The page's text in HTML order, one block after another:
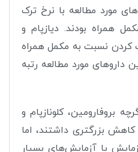
مورد مطالعه با نرخ ترک
همراه بودند. دیازپام و
کردن نسبت به مکمل همراه
داروهای مورد مطالعه رتبه
بروفارومین، کلونازپام و
بزرگتری داشتند، اما
یا آزمایش‌های بسیار